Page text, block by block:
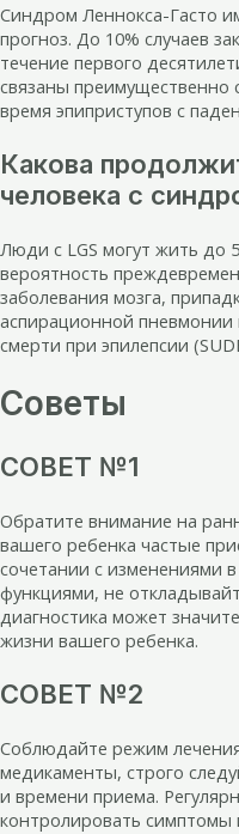
Синдром Леннокса-Гасто
прогноз. До 10% случаев
течение первого
связаны преимущественно
время эпиприступов с
Какова
человека с
Люди с LGS могут жить до
вероятность
заболевания мозга,
аспирационной
смерти при эпилепсии
Советы
СОВЕТ №1
Обратите внимание на
вашего ребенка частые
сочетании с изменениями
функциями, не
диагностика может
жизни вашего ребенка.
СОВЕТ №2
Соблюдайте режим
медикаменты, строго
и времени приема.
контролировать симптомы